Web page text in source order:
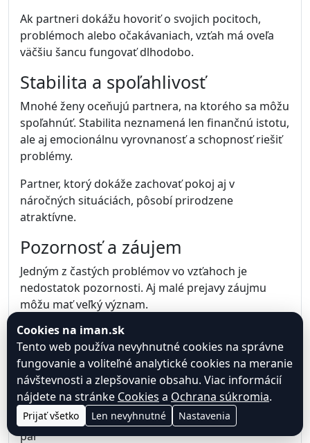
Ak partneri dokážu hovoriť o svojich pocitoch,
problémoch alebo očakávaniach, vzťah má oveľa
väčšiu šancu fungovať dlhodobo.
Stabilita a spoľahlivosť
Mnohé ženy oceňujú partnera, na ktorého sa môžu
spoľahnúť. Stabilita neznamená len finančnú istotu,
ale aj emocionálnu vyrovnanosť a schopnosť riešiť
problémy.
Partner, ktorý dokáže zachovať pokoj aj v
náročných situáciách, pôsobí prirodzene
atraktívne.
Pozornosť a záujem
Jedným z častých problémov vo vzťahoch je
nedostatok pozornosti. Aj malé prejavy záujmu
môžu mať veľký význam.
Jednoduché gestá, ako spoločný čas, rozhovor
alebo podpora v náročných momentoch, posilňujú
vzťah.
Rešpekt
Rešpekt patrí medzi základné hodnoty zdravého
par
Cookies na iman.sk
Tento web používa nevyhnutné cookies na správne
fungovanie a voliteľné analytické cookies na meranie
návštevnosti a zlepšovanie obsahu. Viac informácií
nájdete na stránke Cookies a Ochrana súkromia.
Prijať všetko Len nevyhnutné Nastavenia